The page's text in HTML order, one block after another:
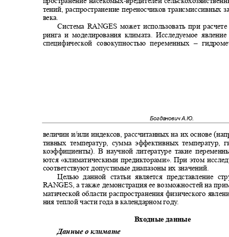
тений, распространение переносчиков трансмиссивных
века.
Система RANGES может использовать при
ринга и моделирования климата. Исследуемое
специфической совокупностью переменных–
Богданович А.Ю.
величин и/или индексов, рассчитанных на их основе
тивных температур, сумма эффективных температур,
коэффициенты). В научной литературе такие
ются«климатическими предикторами».При этом
соответствуют допустимые диапазоны их значений.
Целью данной статьи является представление
RANGES,а также демонстрация ее возможностей на
матической области распространения физического
ния теплой части года в календарном году.
Входные данные
Данные о климате